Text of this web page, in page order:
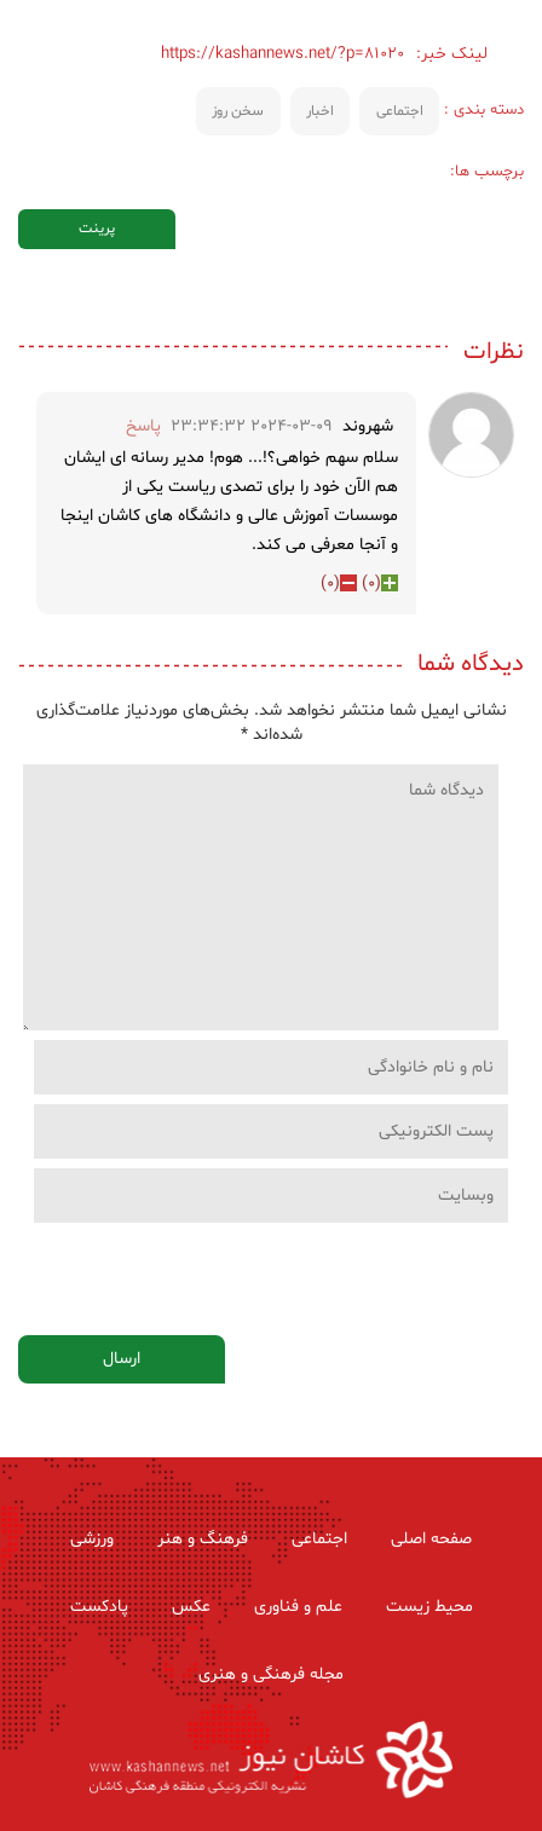
لینک خبر: https://kashannews.net/?p=81020
دسته بندی : اجتماعی اخبار سخن روز
برچسب ها:
پرینت
نظرات
شهروند 2024-03-09 23:34:32
پاسخ
سلام سهم خواهی؟!... هوم! مدیر رسانه ای ایشان
هم الآن خود را برای تصدی ریاست یکی از
موسسات آموزش عالی و دانشگاه های کاشان اینجا
و آنجا معرفی می کند.
(
0
)
(
0
)
دیدگاه شما
نشانی ایمیل شما منتشر نخواهد شد. بخش‌های موردنیاز علامت‌گذاری
شده‌اند*
صفحه اصلی اجتماعی فرهنگ و هنر ورزشی
محیط زیست علم و فناوری عکس پادکست
مجله فرهنگی و هنری